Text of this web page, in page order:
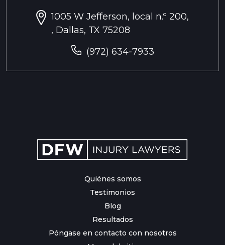
1005 W Jefferson, local n.º 200,
, Dallas, TX 75208
(972) 634-7933
Quiénes somos
Testimonios
Blog
Resultados
Póngase en contacto con nosotros